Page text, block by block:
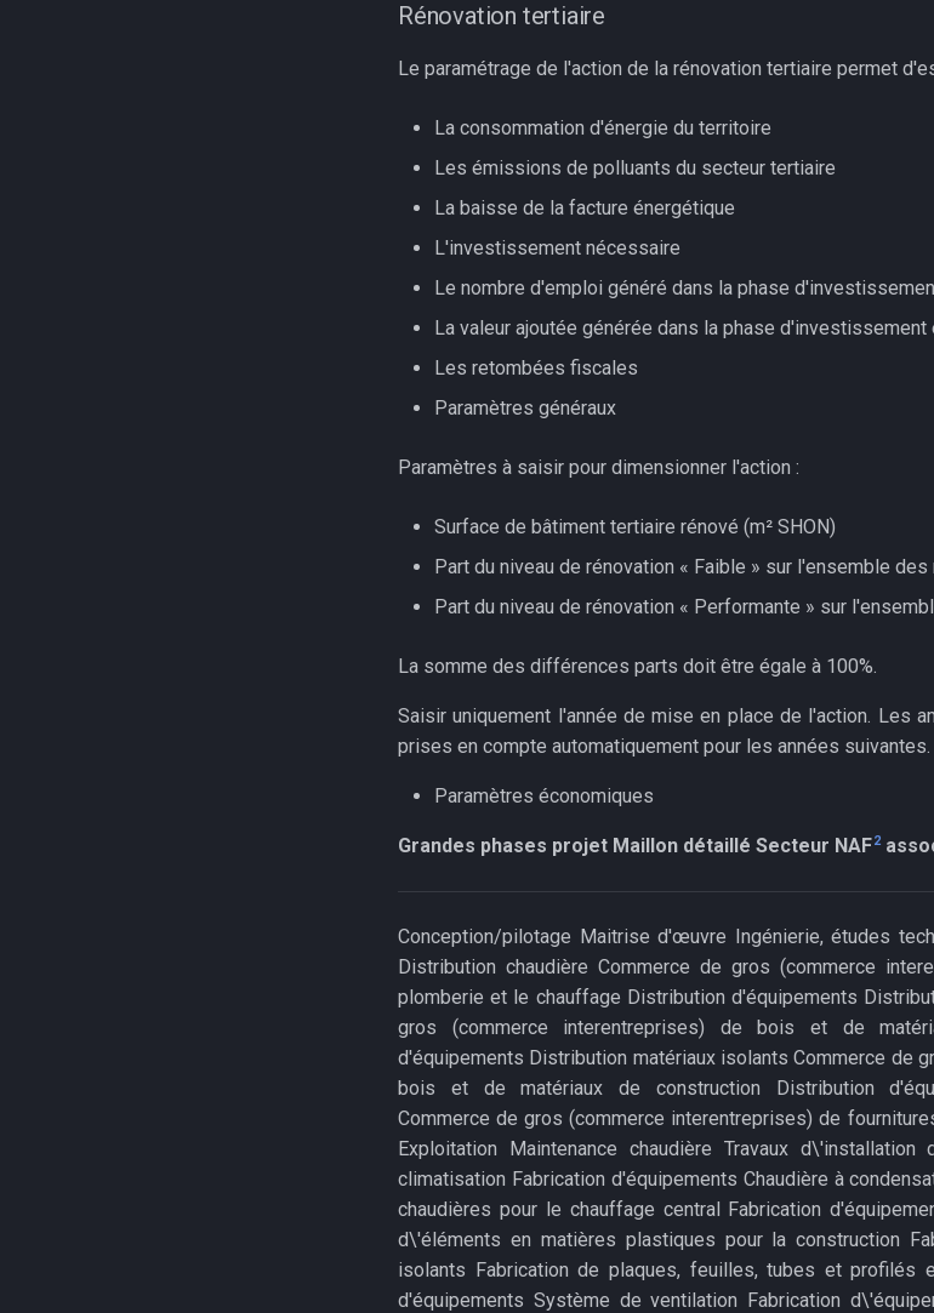
Rénovation tertiaire
Le paramétrage de l'action de la rénovation tertiaire permet
La consommation d'énergie du territoire
Les émissions de polluants du secteur tertiaire
La baisse de la facture énergétique
L'investissement nécessaire
Le nombre d'emploi généré dans la phase
La valeur ajoutée générée dans la phase
Les retombées fiscales
Paramètres généraux
Paramètres à saisir pour dimensionner l'action :
Surface de bâtiment tertiaire rénové (m² SHON)
Part du niveau de rénovation « Faible » sur l'ensemble des
Part du niveau de rénovation « Performante » sur
La somme des différences parts doit être égale à 100%.
Saisir uniquement l'année de mise en place de l'action. Les
prises en compte automatiquement pour les années suivantes.
Paramètres économiques
Grandes phases projet Maillon détaillé Secteur NAF2
Conception/pilotage Maitrise d'œuvre Ingénierie, études
Distribution chaudière Commerce de gros (commerce
plomberie et le chauffage Distribution d'équipements
gros (commerce interentreprises) de bois et de
d'équipements Distribution matériaux isolants Commerce de
bois et de matériaux de construction Distribution
Commerce de gros (commerce interentreprises) de
Exploitation Maintenance chaudière Travaux
climatisation Fabrication d'équipements Chaudière à
chaudières pour le chauffage central Fabrication
d\'éléments en matières plastiques pour la construction
isolants Fabrication de plaques, feuilles, tubes et profilés
d'équipements Système de ventilation Fabrication